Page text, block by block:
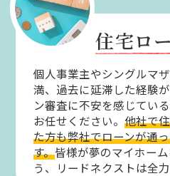
住宅ロ
個人事業主やシングルマ
満、過去に延滞した経験
ン審査に不安を感じてい
お任せください。他社で
た方も弊社でローンが通
す。皆様が夢のマイホー
う、リードネクストは全